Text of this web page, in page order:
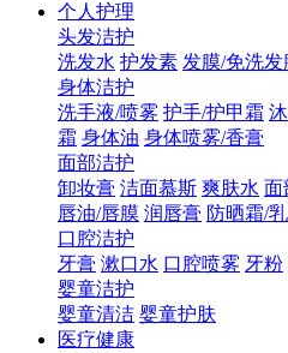
个人护理
头发洁护
洗发水 护发素 发膜/免洗发
身体洁护
洗手液/喷雾 护手/护甲霜
霜 身体油 身体喷雾/香膏
面部洁护
卸妆膏 洁面慕斯 爽肤水 面
唇油/唇膜 润唇膏 防晒霜/乳
口腔洁护
牙膏 漱口水 口腔喷雾 牙粉
婴童洁护
婴童清洁 婴童护肤
医疗健康